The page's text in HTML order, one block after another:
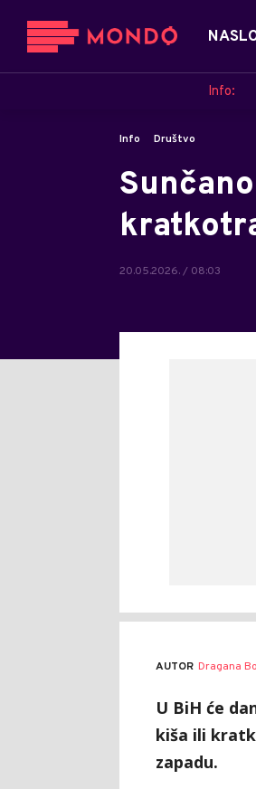
Info:
Info Društvo
20.05.2026. / 08:03
AUTOR Dragana
U BiH će
kiša ili
zapadu.